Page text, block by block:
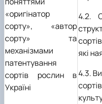
«оригінатор
сорту», «автор
сорту» та
механізмами
патентування
сортів рослин в
Україні
4.2.
які
4.3.